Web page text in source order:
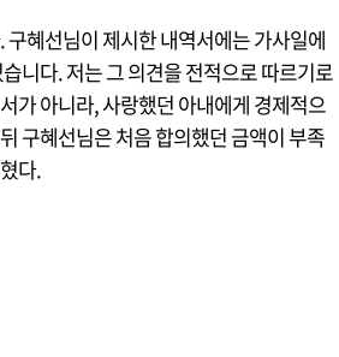
혜선님이 제시한 내역서에는 가사일에
니다. 저는 그 의견을 전적으로 따르기로
가 아니라, 사랑했던 아내에게 경제적으
구혜선님은 처음 합의했던 금액이 부족
다.